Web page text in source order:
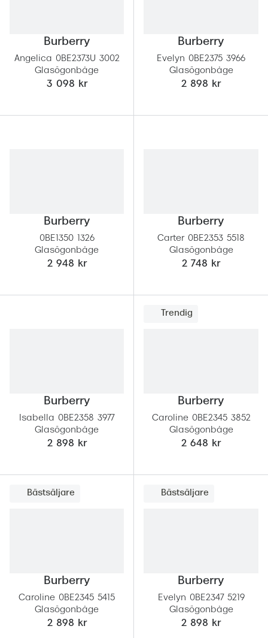
Burberry
Angelica 0BE2373U 3002
Glasögonbåge
3 098 kr
Burberry
Evelyn 0BE2375 3966
Glasögonbåge
2 898 kr
Burberry
0BE1350 1326
Glasögonbåge
2 948 kr
Burberry
Carter 0BE2353 5518
Glasögonbåge
2 748 kr
Burberry
Isabella 0BE2358 3977
Glasögonbåge
2 898 kr
Trendig
Burberry
Caroline 0BE2345 3852
Glasögonbåge
2 648 kr
Bästsäljare
Burberry
Caroline 0BE2345 5415
Glasögonbåge
2 898 kr
Bästsäljare
Burberry
Evelyn 0BE2347 5219
Glasögonbåge
2 898 kr